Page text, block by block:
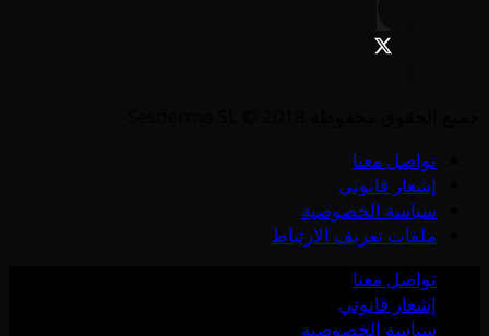
تواصل معنا
إشعار قانوني
سياسة الخصوصية
ملفات تعريف الارتباط
تواصل معنا
إشعار قانوني
سياسة الخصوصية